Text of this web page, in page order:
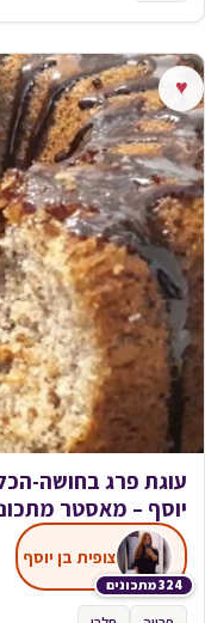
♥
עוגת פרג בחושה-
יוסף – מאסטר
324 מתכונים
צופית בן יוסף